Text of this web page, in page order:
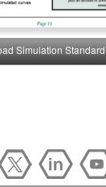
Simulation Standard